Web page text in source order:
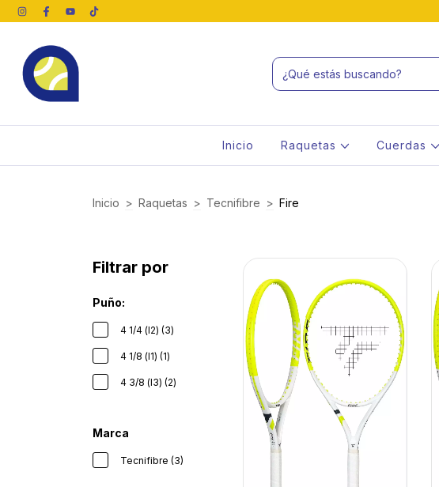
Inicio Raquetas Cuerdas
Inicio > Raquetas > Tecnifibre > Fire
Filtrar por
Puño:
4 1/4 (l2) (3)
4 1/8 (l1) (1)
4 3/8 (l3) (2)
Marca
Tecnifibre (3)